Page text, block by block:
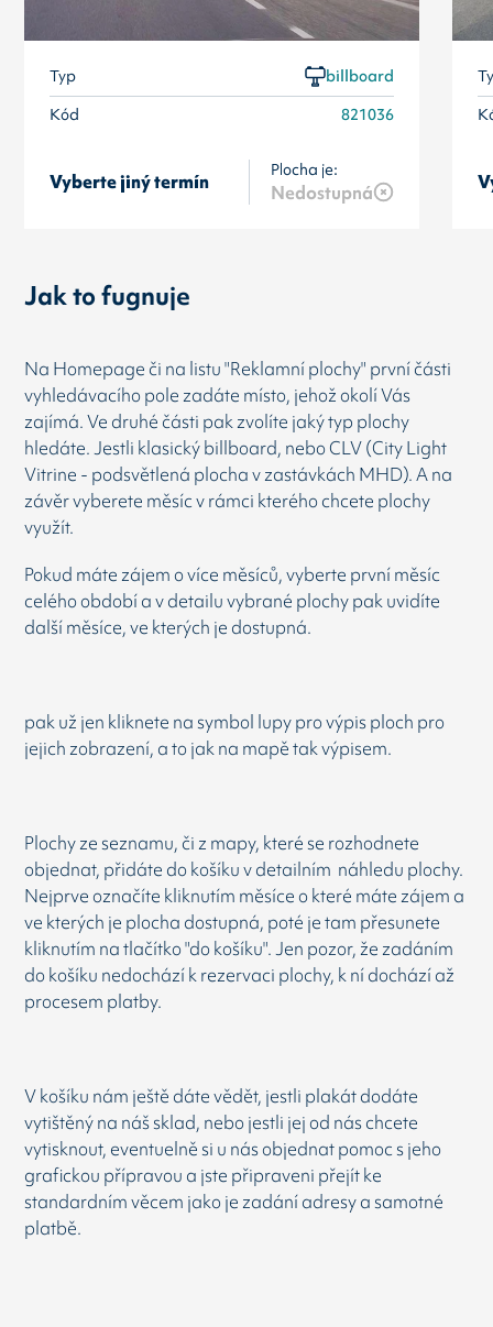
Typ
billboard
Kód
821036
Vyberte jiný termín
Plocha je:
Nedostupná
Jak to fugnuje
Na Homepage či na listu "Reklamní plochy" první části
vyhledávacího pole zadáte místo, jehož okolí Vás
zajímá. Ve druhé části pak zvolíte jaký typ plochy
hledáte. Jestli klasický billboard, nebo CLV (City Light
Vitrine - podsvětlená plocha v zastávkách MHD). A na
závěr vyberete měsíc v rámci kterého chcete plochy
využít.
Pokud máte zájem o více měsíců, vyberte první měsíc
celého období a v detailu vybrané plochy pak uvidíte
další měsíce, ve kterých je dostupná.
pak už jen kliknete na symbol lupy pro výpis ploch pro
jejich zobrazení, a to jak na mapě tak výpisem.
Plochy ze seznamu, či z mapy, které se rozhodnete
objednat, přidáte do košíku v detailním náhledu plochy.
Nejprve označíte kliknutím měsíce o které máte zájem a
ve kterých je plocha dostupná, poté je tam přesunete
kliknutím na tlačítko "do košíku". Jen pozor, že zadáním
do košíku nedochází k rezervaci plochy, k ní dochází až
procesem platby.
V košíku nám ještě dáte vědět, jestli plakát dodáte
vytištěný na náš sklad, nebo jestli jej od nás chcete
vytisknout, eventuelně si u nás objednat pomoc s jeho
grafickou přípravou a jste připraveni přejít ke
standardním věcem jako je zadání adresy a samotné
platbě.